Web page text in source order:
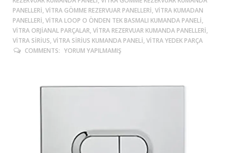
PANELLERI, VITRA GÖMME REZERVUAR PANELLERI, VITRA KUMADAN
PANELLERI, VITRA LOOP O ÖNDEN TEK BASMALI KUMANDA PANELI,
VITRA ORJIANAL PARÇALAR, VITRA REZERVUAR KUMANDA PANELLERI,
VITRA SIRIUS, VITRA SIRIUS KUMANDA PANELI, VITRA YEDEK PARÇA
COMMENTS: YORUM YAPILMAMIŞ